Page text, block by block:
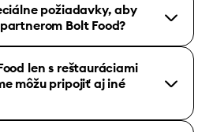
požiadavky, aby
Bolt Food?
len s reštauráciami
môžu pripojiť aj iné